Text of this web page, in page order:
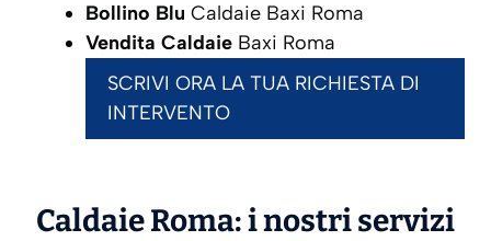
Bollino Blu Caldaie Baxi Roma
Vendita Caldaie Baxi Roma
SCRIVI ORA LA TUA RICHIESTA DI
INTERVENTO
Caldaie Roma: i nostri servizi